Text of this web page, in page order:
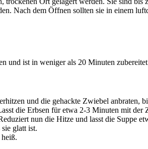
Nach dem Öffnen sollten sie in einem
und ist in weniger als 20 Minuten
und die gehackte Zwiebel anbraten,
die Erbsen für etwa 2-3 Minuten mit der
nun die Hitze und lasst die Suppe
glatt ist.